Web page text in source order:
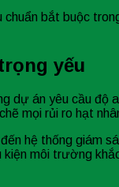
bắt buộc
yếu
dự án yêu cầu
mọi rủi ro hạt
hệ thống
môi trường